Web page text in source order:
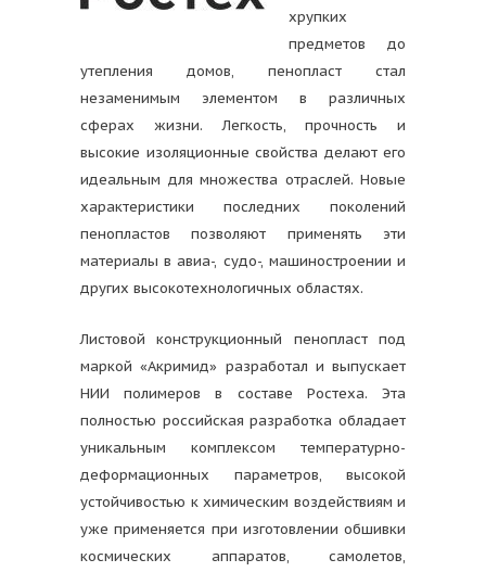
хрупких
предметов до
утепления домов, пенопласт стал
незаменимым элементом в различных
сферах жизни. Легкость, прочность и
высокие изоляционные свойства делают его
идеальным для множества отраслей. Новые
характеристики последних поколений
пенопластов позволяют применять эти
материалы в авиа-, судо-, машиностроении и
других высокотехнологичных областях.
Листовой конструкционный пенопласт под
маркой «Акримид» разработал и выпускает
НИИ полимеров в составе Ростеха. Эта
полностью российская разработка обладает
уникальным комплексом температурно-
деформационных параметров, высокой
устойчивостью к химическим воздействиям и
уже применяется при изготовлении обшивки
космических аппаратов, самолетов,